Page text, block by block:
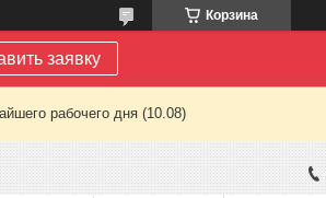
Корзина
заявку
рабочего дня (10.08)